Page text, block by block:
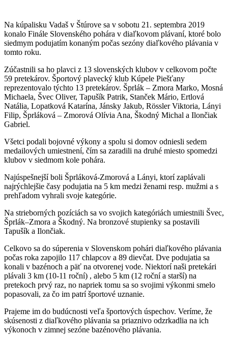
Na kúpalisku Vadaš v Štúrove sa v sobotu 21. septembra 2019
konalo Finále Slovenského pohára v diaľkovom plávaní, ktoré bolo
siedmym podujatím konaným počas sezóny diaľkového plávania v
tomto roku.
Zúčastnili sa ho plavci z 13 slovenských klubov v celkovom počte
59 pretekárov. Športový plavecký klub Kúpele Piešťany
reprezentovalo týchto 13 pretekárov. Šprlák – Zmora Marko, Mosná
Michaela, Švec Oliver, Tapušík Patrik, Stanček Mário, Ertlová
Natália, Lopatková Katarína, Jánsky Jakub, Rössler Viktoria, Lányi
Filip, Šprláková – Zmorová Olívia Ana, Škodný Michal a Ilončiak
Gabriel.
Všetci podali bojovné výkony a spolu si domov odniesli sedem
medailových umiestnení, čím sa zaradili na druhé miesto spomedzi
klubov v siedmom kole pohára.
Najúspešnejší boli Šprláková-Zmorová a Lányi, ktorí zaplávali
najrýchlejšie časy podujatia na 5 km medzi ženami resp. mužmi a s
prehľadom vyhrali svoje kategórie.
Na strieborných pozíciách sa vo svojich kategóriách umiestnili Švec,
Šprlák–Zmora a Škodný. Na bronzové stupienky sa postavili
Tapušík a Ilončiak.
Celkovo sa do súperenia v Slovenskom pohári diaľkového plávania
počas roka zapojilo 117 chlapcov a 89 dievčat. Dve podujatia sa
konali v bazénoch a päť na otvorenej vode. Niektorí naši pretekári
plávali 3 km (10-11 roční) , alebo 5 km (12 roční a starší) na
pretekoch prvý raz, no napriek tomu sa so svojimi výkonmi smelo
popasovali, za čo im patrí športové uznanie.
Prajeme im do budúcnosti veľa športových úspechov. Veríme, že
skúsenosti z diaľkového plávania sa priaznivo odzrkadlia na ich
výkonoch v zimnej sezóne bazénového plávania.